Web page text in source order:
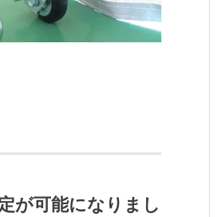
が可能になりまし